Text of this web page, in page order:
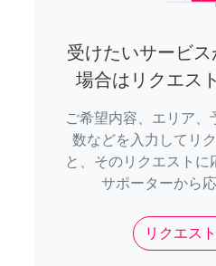
受けたいサービ
場合はリクエス
ご希望内容、エリア、
数などを入力してリ
と、そのリクエストに
サポーターから
リクエス